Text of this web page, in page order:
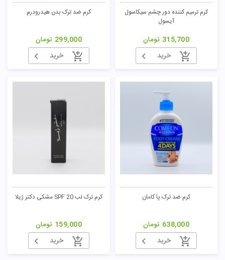
کرم ترمیم کننده دور چشم سیکاسول
آیسول
315,700 تومان
خرید
کرم ضد ترک بدن هیدرودرم
299,000 تومان
خرید
کرم ضد ترک پا کامان
638,000 تومان
خرید
کرم ترک لب SPF 20 مشکی دکتر ژیلا
159,000 تومان
خرید